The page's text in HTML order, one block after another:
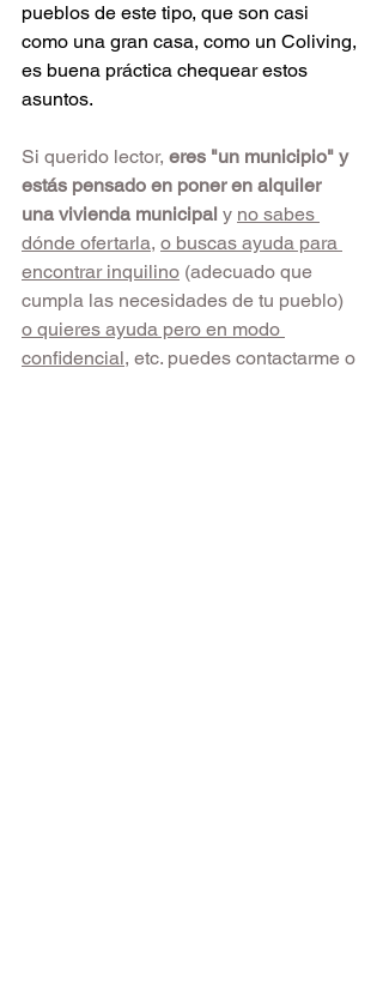
pueblos de este tipo, que son casi
como una gran casa, como un Coliving,
es buena práctica chequear estos
asuntos.
Si querido lector, eres "un municipio" y
estás pensado en poner en alquiler
una vivienda municipal y no sabes
dónde ofertarla, o buscas ayuda para
encontrar inquilino (adecuado que
cumpla las necesidades de tu pueblo)
o quieres ayuda pero en modo
confidencial, etc. puedes contactarme o